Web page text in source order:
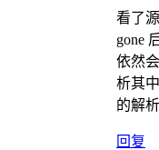
看了
gone
依然
析其
的解
回复